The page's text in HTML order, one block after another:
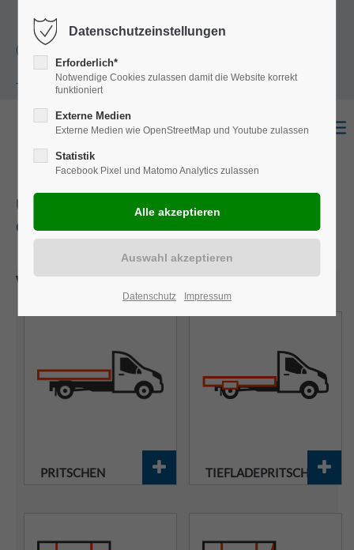
+49
(0)251 322 631
- 0
UNSERE PRITSCHEN & PLANGESTELLE
OPTIMALE NUTZLASTEN NACH MAß.
Wählen Sie einen Ausbau
PRITSCHEN TIEFLADEPRITSCHEN
Datenschutzeinstellungen
Erforderlich*
Notwendige Cookies zulassen damit die Website korrekt
funktioniert
Externe Medien
Externe Medien wie OpenStreetMap und Youtube zulassen
Statistik
Facebook Pixel und Matomo Analytics zulassen
Datenschutz Impressum